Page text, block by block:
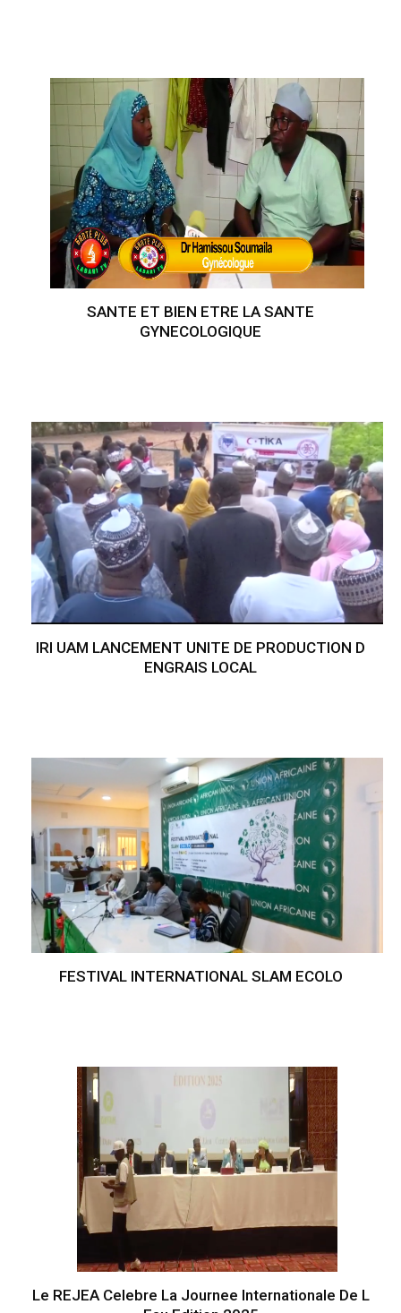
SANTE ET BIEN ETRE LA SANTE
GYNECOLOGIQUE
IRI UAM LANCEMENT UNITE DE PRODUCTION D
ENGRAIS LOCAL
FESTIVAL INTERNATIONAL SLAM ECOLO
Le REJEA Celebre La Journee Internationale De L